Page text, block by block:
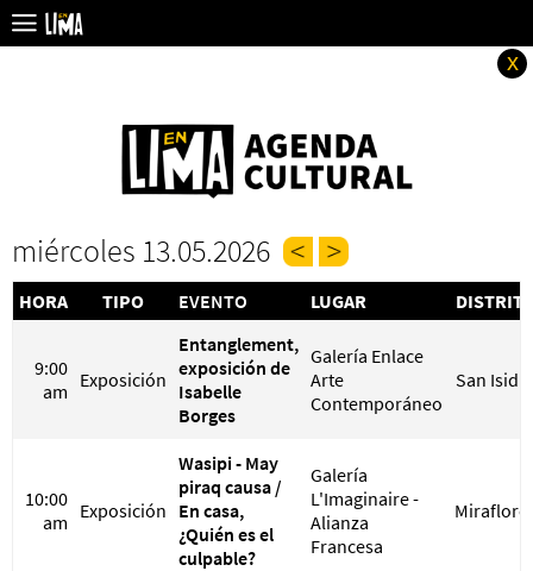
x
miércoles 13.05.2026
HORA TIPO EVENTO LUGAR
9:00
am Exposición
Entanglement,
exposición de
Isabelle
Borges
Galería Enlace
Arte
Contemporáneo
San
10:00
am Exposición
Wasipi - May
piraq causa /
En casa,
¿Quién es el
culpable?
Galería
L'Imaginaire -
Alianza
Francesa